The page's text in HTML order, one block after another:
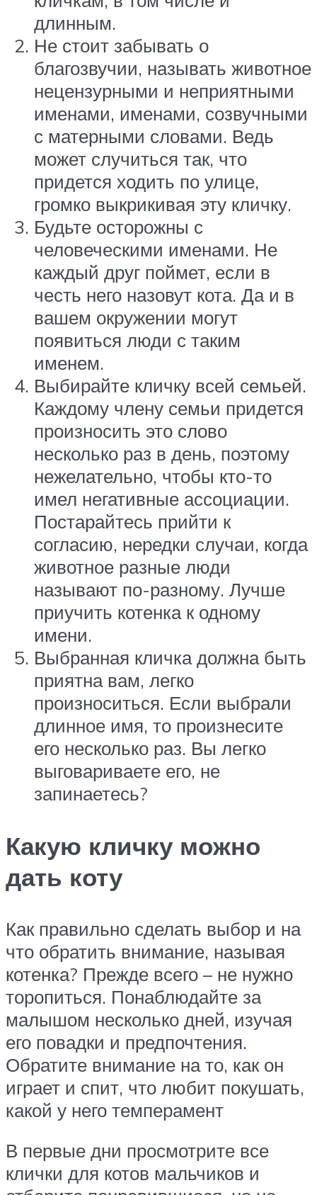
длинным.
Не стоит забывать о
благозвучии, называть животное
нецензурными и неприятными
именами, именами, созвучными
с матерными словами. Ведь
может случиться так, что
придется ходить по улице,
громко выкрикивая эту кличку.
Будьте осторожны с
человеческими именами. Не
каждый друг поймет, если в
честь него назовут кота. Да и в
вашем окружении могут
появиться люди с таким
именем.
Выбирайте кличку всей семьей.
Каждому члену семьи придется
произносить это слово
несколько раз в день, поэтому
нежелательно, чтобы кто-то
имел негативные ассоциации.
Постарайтесь прийти к
согласию, нередки случаи, когда
животное разные люди
называют по-разному. Лучше
приучить котенка к одному
имени.
Выбранная кличка должна быть
приятна вам, легко
произноситься. Если выбрали
длинное имя, то произнесите
его несколько раз. Вы легко
выговариваете его, не
запинаетесь?
Какую кличку можно
дать коту
Как правильно сделать выбор и на
что обратить внимание, называя
котенка? Прежде всего – не нужно
торопиться. Понаблюдайте за
малышом несколько дней, изучая
его повадки и предпочтения.
Обратите внимание на то, как он
играет и спит, что любит покушать,
какой у него темперамент
В первые дни просмотрите все
клички для котов мальчиков и